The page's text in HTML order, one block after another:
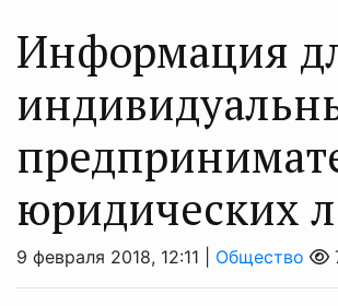
Информация
юридических
9 февраля 2018, 12:11 | Общество